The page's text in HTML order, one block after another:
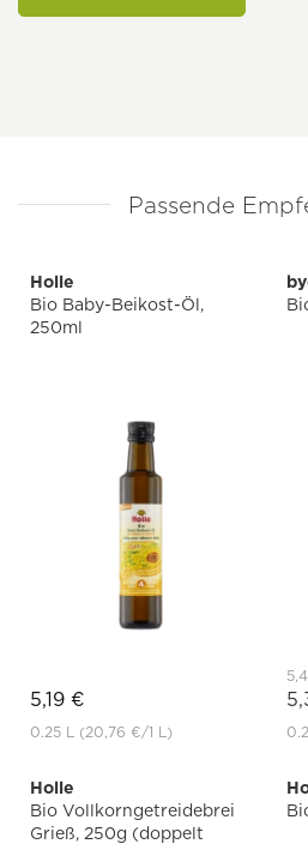
Passende
Holle
Bio Baby-Beikost-Öl,
250ml
5,19 €
0.25 L (20,76 €/1 L)
Holle
Bio Vollkorngetreidebrei
Grieß, 250g (doppelt